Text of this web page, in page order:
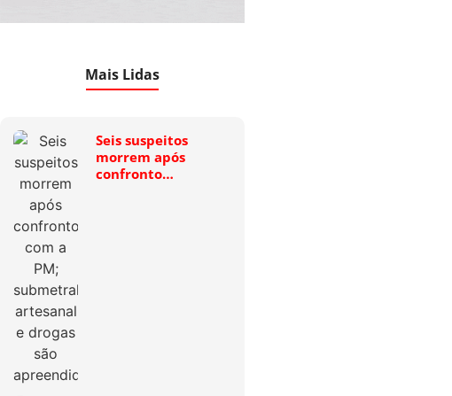
Mais Lidas
Seis suspeitos
morrem após
confronto…